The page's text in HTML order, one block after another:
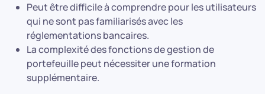
Peut être difficile à comprendre pour les utilisateurs
qui ne sont pas familiarisés avec les
réglementations bancaires.
La complexité des fonctions de gestion de
portefeuille peut nécessiter une formation
supplémentaire.